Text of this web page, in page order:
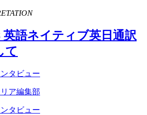
英語ネイティブ英日通訳
て
タビュー
ア編集部
タビュー